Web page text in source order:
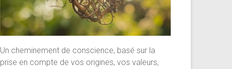
Un cheminement de conscience, basé sur la
prise en compte de vos origines, vos valeurs,